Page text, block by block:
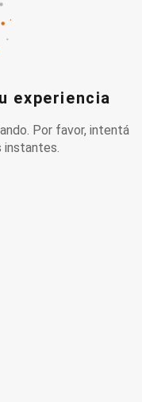
experiencia
Por favor, intentá
instantes.